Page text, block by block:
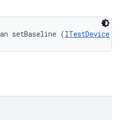
setBaseline (ITestDevice